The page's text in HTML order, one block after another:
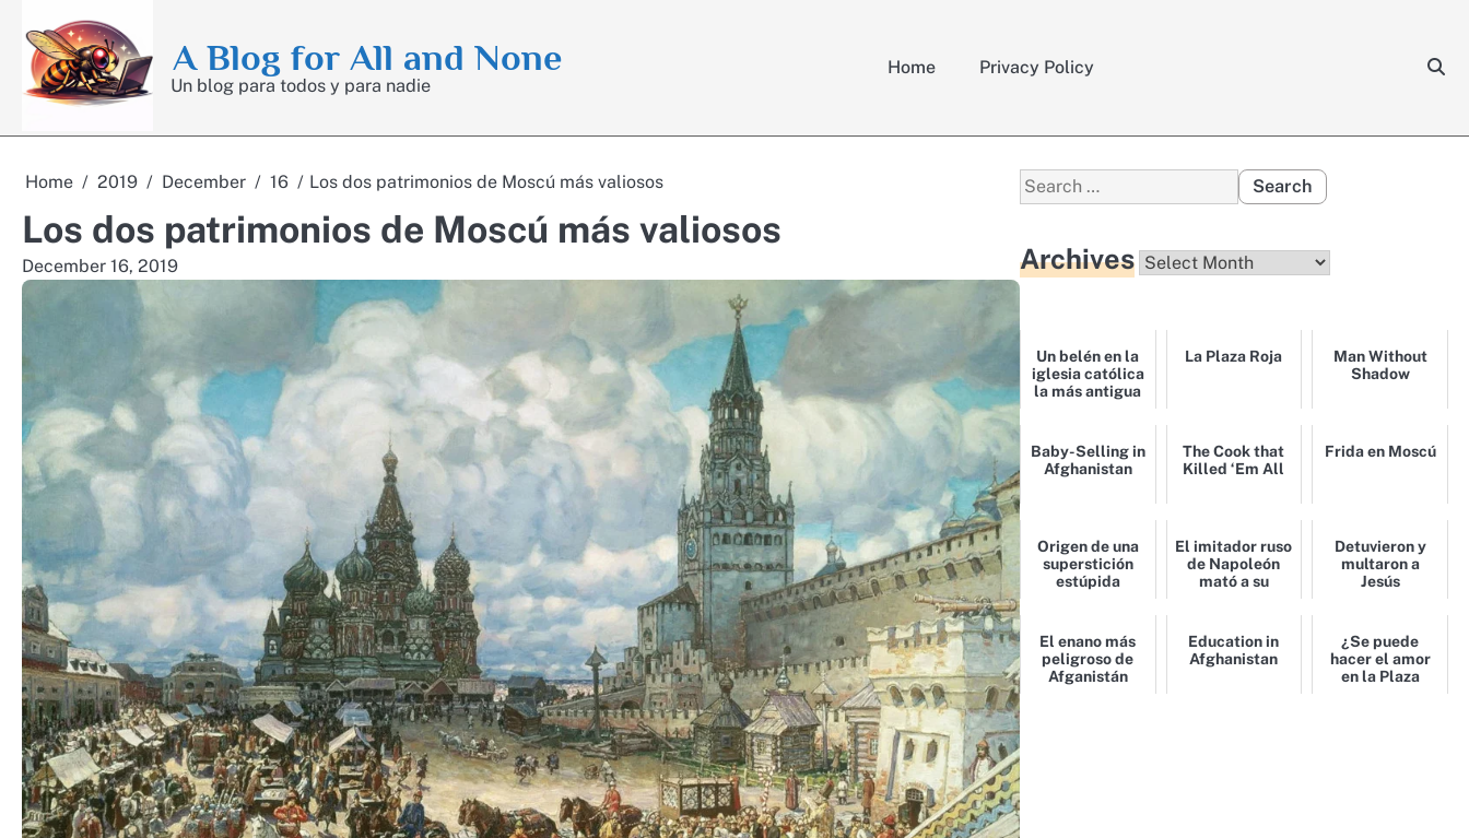
content
A Blog for All and None
Un blog para todos y para nadie
Home Privacy Policy
Home 2019 December 16 Los dos patrimonios de Moscú más valiosos
Los dos patrimonios de Moscú más valiosos
December 16, 2019
Search
for:
Archives Archives
Un belén en la
iglesia católica
la más antigua
La Plaza Roja
Man Without
Shadow
Baby-Selling in
Afghanistan
The Cook that
Killed ‘Em All
Frida en Moscú
Origen de una
superstición
estúpida
El imitador ruso
de Napoleón
mató a su
Detuvieron y
multaron a
Jesús
El enano más
peligroso de
Afganistán
Education in
Afghanistan
¿Se puede
hacer el amor
en la Plaza